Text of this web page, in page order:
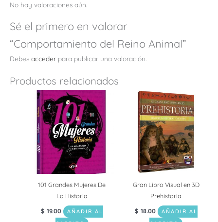
No hay valoraciones aún.
Sé el primero en valorar
“Comportamiento del Reino Animal”
Debes acceder para publicar una valoración.
Productos relacionados
101 Grandes Mujeres De
La Historia
$ 19.00
AÑADIR AL
Gran Libro Visual en 3D
Prehistoria
$ 18.00
AÑADIR AL